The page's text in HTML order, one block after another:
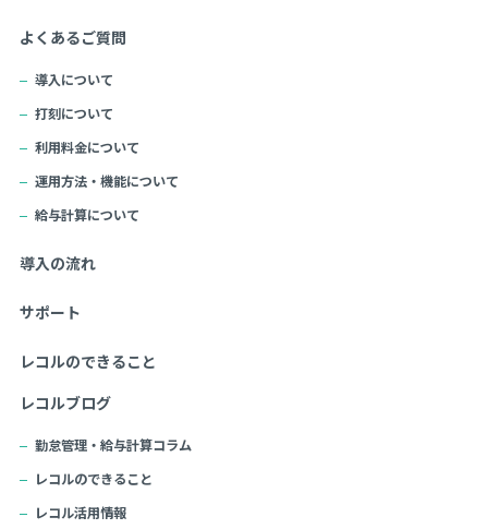
よくあるご質問
導入について
打刻について
利用料金について
運用方法・機能について
給与計算について
導入の流れ
サポート
レコルのできること
レコルブログ
勤怠管理・給与計算コラム
レコルのできること
レコル活用情報